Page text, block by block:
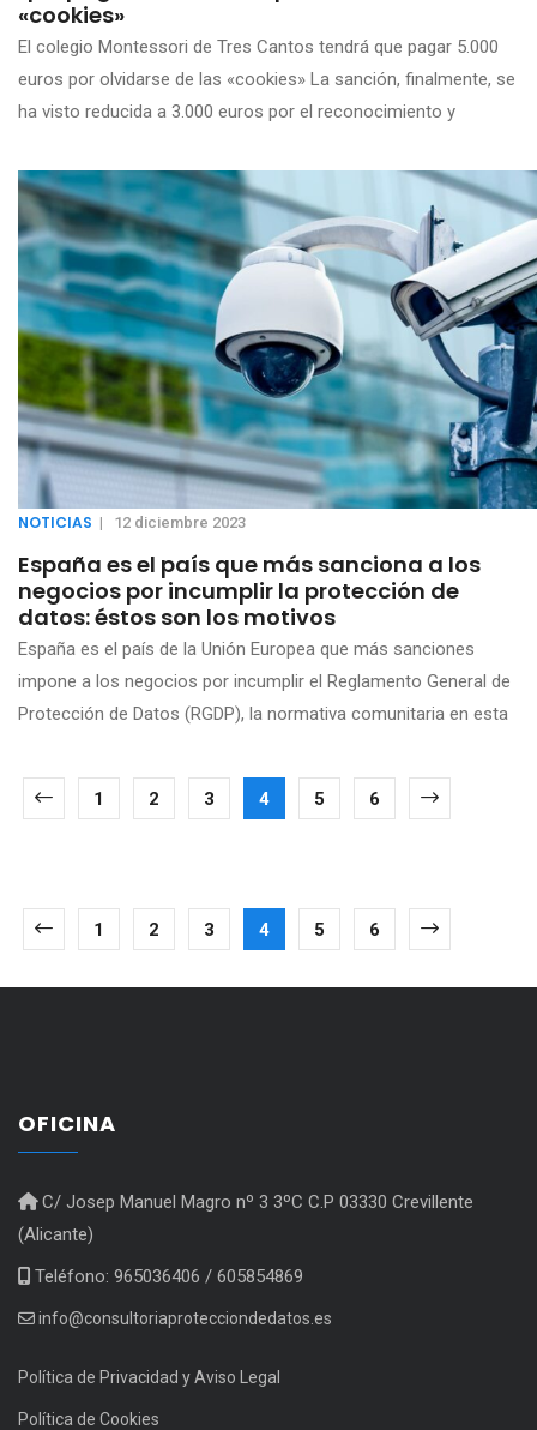
«cookies»
El colegio Montessori de Tres Cantos tendrá que pagar 5.000
euros por olvidarse de las «cookies» La sanción, finalmente, se
ha visto reducida a 3.000 euros por el reconocimiento y
NOTICIAS | 12 diciembre 2023
España es el país que más sanciona a los
negocios por incumplir la protección de
datos: éstos son los motivos
España es el país de la Unión Europea que más sanciones
impone a los negocios por incumplir el Reglamento General de
Protección de Datos (RGDP), la normativa comunitaria en esta
1 2 3 4 5 6
1 2 3 4 5 6
OFICINA
C/ Josep Manuel Magro nº 3 3ºC C.P 03330 Crevillente
(Alicante)
Teléfono: 965036406 / 605854869
info@consultoriaprotecciondedatos.es
Política de Privacidad y Aviso Legal
Política de Cookies